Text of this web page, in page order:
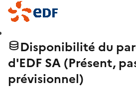
Disponibilité du
d'EDF SA (Présent,
prévisionnel)